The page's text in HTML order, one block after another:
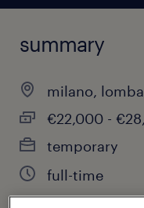
summary
milano,
€22,000 -
temporary
full-time